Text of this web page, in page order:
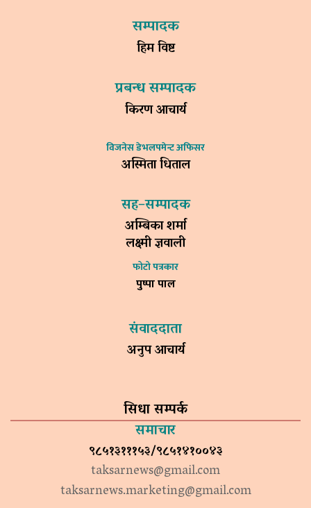
सम्पादक
हिम विष्ट
प्रबन्ध सम्पादक
किरण आचार्य
विजनेस डेभलपमेन्ट अफिसर
अस्मिता धिताल
सह–सम्पादक
अम्बिका शर्मा
लक्ष्मी ज्ञवाली
फोटो पत्रकार
पुष्पा पाल
संवाददाता
अनुप आचार्य
सिधा सम्पर्क
समाचार
९८५१३१११५३/९८५१४१००४३
taksarnews@gmail.com
taksarnews.marketing@gmail.com